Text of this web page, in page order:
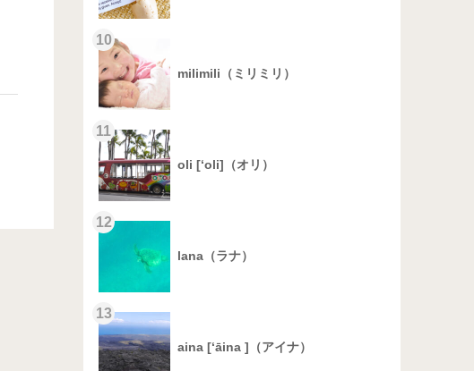
10
milimili（ミリミリ）
11
oli [‘oli]（オリ）
12
lana（ラナ）
13
aina [‘āina ]（アイナ）